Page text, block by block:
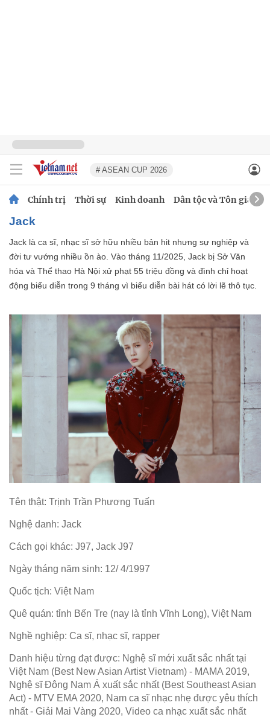
# ASEAN CUP 2026
Chính trị Thời sự Kinh doanh Dân tộc và Tôn giáo
Jack
Jack là ca sĩ, nhạc sĩ sở hữu nhiều bản hit nhưng sự nghiệp và
đời tư vướng nhiều ồn ào. Vào tháng 11/2025, Jack bị Sở Văn
hóa và Thể thao Hà Nội xử phạt 55 triệu đồng và đình chỉ hoạt
động biểu diễn trong 9 tháng vì biểu diễn bài hát có lời lẽ thô tục.
Tên thật: Trịnh Trần Phương Tuấn
Nghệ danh: Jack
Cách gọi khác: J97, Jack J97
Ngày tháng năm sinh: 12/ 4/1997
Quốc tịch: Việt Nam
Quê quán: tỉnh Bến Tre (nay là tỉnh Vĩnh Long), Việt Nam
Nghề nghiệp: Ca sĩ, nhạc sĩ, rapper
Danh hiệu từng đạt được: Nghệ sĩ mới xuất sắc nhất tại
Việt Nam (Best New Asian Artist Vietnam) - MAMA 2019,
Nghệ sĩ Đông Nam Á xuất sắc nhất (Best Southeast Asian
Act) - MTV EMA 2020, Nam ca sĩ nhạc nhẹ được yêu thích
nhất - Giải Mai Vàng 2020, Video ca nhạc xuất sắc nhất